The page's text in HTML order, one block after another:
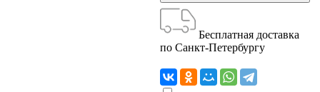
Бесплатная доставка
по Санкт-Петербургу